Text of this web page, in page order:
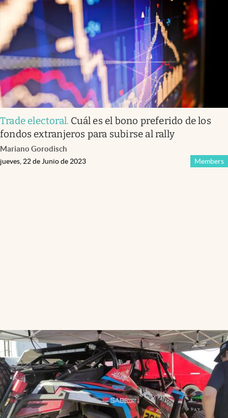
Trade electoral. Cuál es el bono preferido de los
fondos extranjeros para subirse al rally
Mariano Gorodisch
Members
jueves, 22 de Junio de 2023